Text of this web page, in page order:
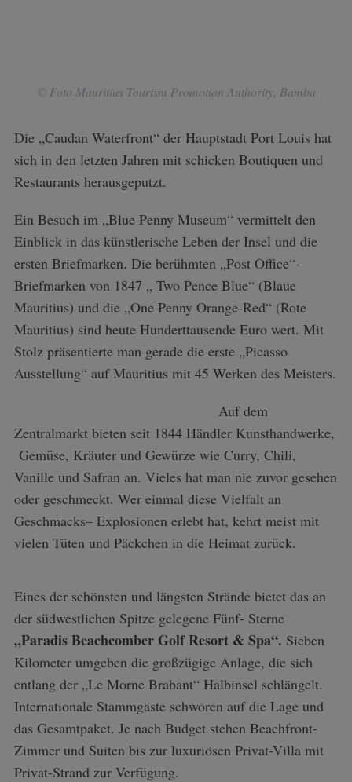
© Foto Mauritius Tourism Promotion Authority, Bamba
Die „Caudan Waterfront“ der Hauptstadt Port Louis hat
sich in den letzten Jahren mit schicken Boutiquen und
Restaurants herausgeputzt.
Ein Besuch im „Blue Penny Museum“ vermittelt den
Einblick in das künstlerische Leben der Insel und die
ersten Briefmarken. Die berühmten „Post Office“-
Briefmarken von 1847 „ Two Pence Blue“ (Blaue
Mauritius) und die „One Penny Orange-Red“ (Rote
Mauritius) sind heute Hunderttausende Euro wert. Mit
Stolz präsentierte man gerade die erste „Picasso
Ausstellung“ auf Mauritius mit 45 Werken des Meisters.
Auf dem
Zentralmarkt bieten seit 1844 Händler Kunsthandwerke,
Gemüse, Kräuter und Gewürze wie Curry, Chili,
Vanille und Safran an. Vieles hat man nie zuvor gesehen
oder geschmeckt. Wer einmal diese Vielfalt an
Geschmacks– Explosionen erlebt hat, kehrt meist mit
vielen Tüten und Päckchen in die Heimat zurück.
Eines der schönsten und längsten Strände bietet das an
der südwestlichen Spitze gelegene Fünf- Sterne
„Paradis Beachcomber Golf Resort & Spa“. Sieben
Kilometer umgeben die großzügige Anlage, die sich
entlang der „Le Morne Brabant“ Halbinsel schlängelt.
Internationale Stammgäste schwören auf die Lage und
das Gesamtpaket. Je nach Budget stehen Beachfront-
Zimmer und Suiten bis zur luxuriösen Privat-Villa mit
Privat-Strand zur Verfügung.